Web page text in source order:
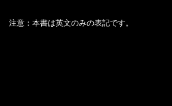
注意：本書は英文のみの表記です。